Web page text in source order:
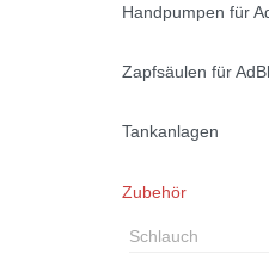
Handpumpen für
Zapfsäulen für
Tankanlagen
Zubehör
Schlauch